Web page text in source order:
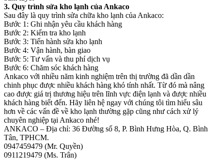
3. Quy trình sửa kho lạnh của Ankaco
Sau đây là quy trình sửa chữa kho lạnh của Ankaco:
Bước 1: Ghi nhận yêu cầu khách hàng
Bước 2: Kiểm tra kho lạnh
Bước 3: Tiến hành sửa kho lạnh
Bước 4: Vận hành, bàn giao
Bước 5: Tư vấn và thu phí dịch vụ
Bước 6: Chăm sóc khách hàng
Ankaco với nhiều năm kinh nghiệm trên thị trường đã dần dần
chinh phục được nhiều khách hàng khó tính nhất. Từ đó mà nâng
cao được giá trị thương hiệu trên lĩnh vực điện lạnh và được nhiều
khách hàng biết đến. Hãy liên hệ ngay với chúng tôi tìm hiểu sâu
hơn về các vấn đề về kho lạnh thường gặp cũng như cách xử lý
chuyên nghiệp tại Ankaco nhé!
ANKACO – Địa chỉ: 36 Đường số 8, P. Bình Hưng Hòa, Q. Bình
Tân, TPHCM.
0947459479 (Mr. Quyền)
0911219479 (Ms. Trân)